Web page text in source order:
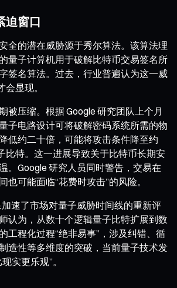
迫窗口
全的潜在威胁源于秀尔算法。该算法理
量子计算机用于破解比特币交易签名所
签名算法。过去，行业普遍认为这一威
会显现。
被压缩。根据 Google 研究团队上个月
子电路设计可将破解密码系统所需的物
低约二十倍，可能将攻击条件降至约
比特。这一进展导致关于比特币长期安
。Google 研究人员同时警告，交易在
也可能面临“花费时攻击”的风险。
速了市场对量子威胁时间线的重新评
认为，从数十个逻辑量子比特扩展到数
工程化过程“绝非易事”，涉及纠错、循
造性等多维度的突破，当前量子技术发
实更乐观”。